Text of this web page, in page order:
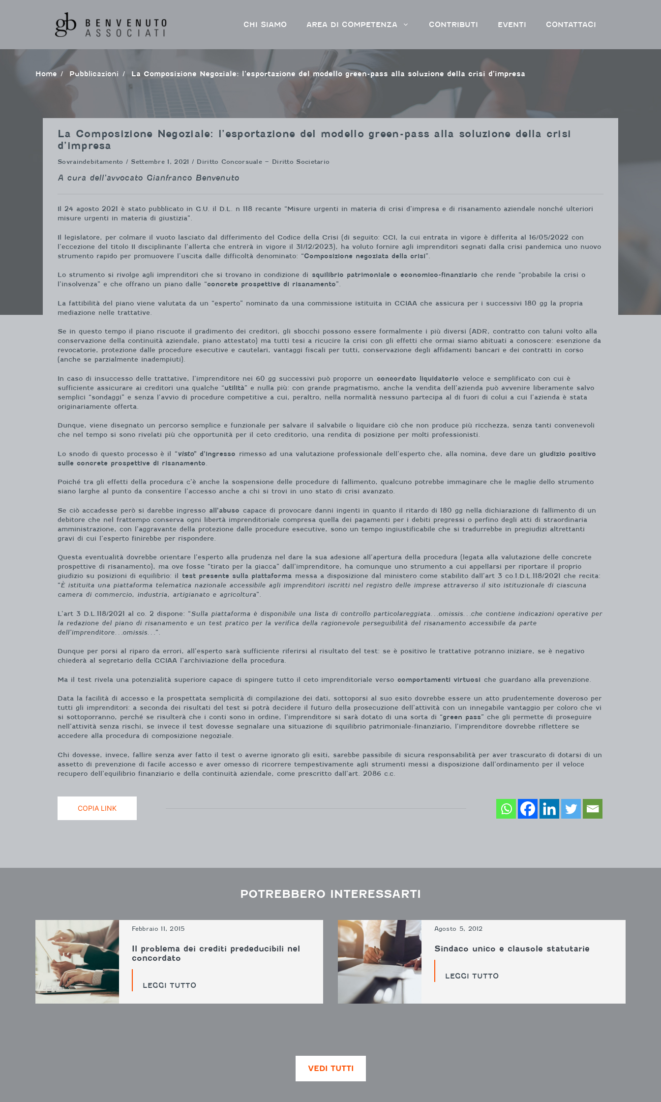
CHI SIAMO AREA DI COMPETENZA CONTRIBUTI EVENTI CONTATTACI
Home pubblicazioni La Composizione Negoziale: l’esportazione del modello green-pass alla soluzione della crisi d’impresa
La Composizione Negoziale: l’esportazione del modello green-pass alla soluzione della crisi
d’impresa
Sovraindebitamento / Settembre 1, 2021 / Diritto Concorsuale – Diritto Societario
A cura dell’avvocato Gianfranco Benvenuto
Il 24 agosto 2021 è stato pubblicato in G.U. il D.L. n 118 recante “Misure urgenti in materia di crisi d’impresa e di risanamento aziendale nonché ulteriori
misure urgenti in materia di giustizia”.
Il legislatore, per colmare il vuoto lasciato dal differimento del Codice della Crisi (di seguito: CCI, la cui entrata in vigore è differita al 16/05/2022 con
l’eccezione del titolo II disciplinante l’allerta che entrerà in vigore il 31/12/2023), ha voluto fornire agli imprenditori segnati dalla crisi pandemica uno nuovo
strumento rapido per promuovere l’uscita dalle difficoltà denominato: “Composizione negoziata della crisi”.
Lo strumento si rivolge agli imprenditori che si trovano in condizione di squilibrio patrimoniale o economico-finanziario che rende “probabile la crisi o
l’insolvenza” e che offrano un piano dalle “concrete prospettive di risanamento”.
La fattibilità del piano viene valutata da un “esperto” nominato da una commissione istituita in CCIAA che assicura per i successivi 180 gg la propria
mediazione nelle trattative.
Se in questo tempo il piano riscuote il gradimento dei creditori, gli sbocchi possono essere formalmente i più diversi (ADR, contratto con taluni volto alla
conservazione della continuità aziendale, piano attestato) ma tutti tesi a ricucire la crisi con gli effetti che ormai siamo abituati a conoscere: esenzione da
revocatorie, protezione dalle procedure esecutive e cautelari, vantaggi fiscali per tutti, conservazione degli affidamenti bancari e dei contratti in corso
(anche se parzialmente inadempiuti).
In caso di insuccesso delle trattative, l’imprenditore nei 60 gg successivi può proporre un concordato liquidatorio veloce e semplificato con cui è
sufficiente assicurare ai creditori una qualche “utilità” e nulla più: con grande pragmatismo, anche la vendita dell’azienda può avvenire liberamente salvo
semplici “sondaggi” e senza l’avvio di procedure competitive a cui, peraltro, nella normalità nessuno partecipa al di fuori di colui a cui l’azienda è stata
originariamente offerta.
Dunque, viene disegnato un percorso semplice e funzionale per salvare il salvabile o liquidare ciò che non produce più ricchezza, senza tanti convenevoli
che nel tempo si sono rivelati più che opportunità per il ceto creditorio, una rendita di posizione per molti professionisti.
Lo snodo di questo processo è il “visto” d’ingresso rimesso ad una valutazione professionale dell’esperto che, alla nomina, deve dare un giudizio positivo
sulle concrete prospettive di risanamento
Poiché tra gli effetti della procedura c’è anche la sospensione delle procedure di fallimento, qualcuno potrebbe immaginare che le maglie dello strumento
siano larghe al punto da consentire l’accesso anche a chi si trovi in uno stato di crisi avanzato.
Se ciò accadesse però si darebbe ingresso all’abuso capace di provocare danni ingenti in quanto il ritardo di 180 gg nella dichiarazione di fallimento di un
debitore che nel frattempo conserva ogni libertà imprenditoriale compresa quella dei pagamenti per i debiti pregressi o perfino degli atti di straordinaria
amministrazione, con l’aggravante della protezione dalle procedure esecutive, sono un tempo ingiustificabile che si tradurrebbe in pregiudizi altrettanti
gravi di cui l’esperto finirebbe per rispondere.
Questa eventualità dovrebbe orientare l’esperto alla prudenza nel dare la sua adesione all’apertura della procedura (legata alla valutazione delle concrete
prospettive di risanamento), ma ove fosse “tirato per la giacca” dall’imprenditore, ha comunque uno strumento a cui appellarsi per riportare il proprio
giudizio su posizioni di equilibrio: il test presente sulla piattaforma messa a disposizione dal ministero come stabilito dall’art 3 co.1.D.L.118/2021 che recita:
“È istituita una piattaforma telematica nazionale accessibile agli imprenditori iscritti nel registro delle imprese attraverso il sito istituzionale di ciascuna
camera di commercio, industria, artigianato e agricoltura”.
L’art 3 D.L.118/2021 al co. 2 dispone: “Sulla piattaforma è disponibile una lista di controllo particolareggiata…omissis…che contiene indicazioni operative per
la redazione del piano di risanamento e un test pratico per la verifica della ragionevole perseguibilità del risanamento accessibile da parte
dell’imprenditore…omissis… ”.
Dunque per porsi al riparo da errori, all’esperto sarà sufficiente riferirsi al risultato del test: se è positivo le trattative potranno iniziare, se è negativo
chiederà al segretario della CCIAA l’archiviazione della procedura.
Ma il test rivela una potenzialità superiore capace di spingere tutto il ceto imprenditoriale verso comportamenti virtuosi che guardano alla prevenzione.
Data la facilità di accesso e la prospettata semplicità di compilazione dei dati, sottoporsi al suo esito dovrebbe essere un atto prudentemente doveroso per
tutti gli imprenditori: a seconda dei risultati del test si potrà decidere il futuro della prosecuzione dell’attività con un innegabile vantaggio per coloro che vi
si sottoporranno, perché se risulterà che i conti sono in ordine, l’imprenditore si sarà dotato di una sorta di “green pass” che gli permette di proseguire
nell’attività senza rischi, se invece il test dovesse segnalare una situazione di squilibrio patrimoniale-finanziario, l’imprenditore dovrebbe riflettere se
accedere alla procedura di composizione negoziale.
Chi dovesse, invece, fallire senza aver fatto il test o averne ignorato gli esiti, sarebbe passibile di sicura responsabilità per aver trascurato di dotarsi di un
assetto di prevenzione di facile accesso e aver omesso di ricorrere tempestivamente agli strumenti messi a disposizione dall’ordinamento per il veloce
recupero dell’equilibrio finanziario e della continuità aziendale, come prescritto dall’art. 2086 c.c.
COPIA LINK
POTREBBERO INTERESSARTI
Febbraio 11, 2015
Il problema dei crediti prededucibili nel
concordato
LEGGI TUTTO
Agosto 5, 2012
Sindaco unico e clausole statutarie
LEGGI TUTTO
VEDI TUTTI